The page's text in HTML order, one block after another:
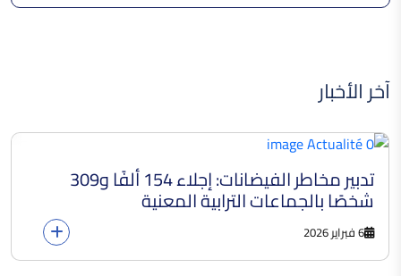
آخر الأخبار
تدبير مخاطر الفيضانات: إجلاء 154 ألفًا و309
شخصًا بالجماعات الترابية المعنية
6 فبراير 2026